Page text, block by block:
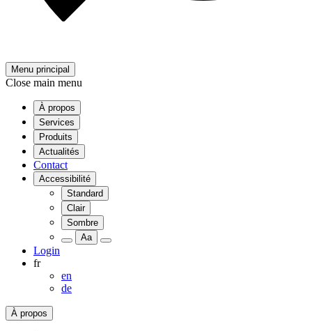
Menu principal
Close main menu
À propos
Services
Produits
Actualités
Contact
Accessibilité
Standard
Clair
Sombre
Aa
Login
fr
en
de
À propos